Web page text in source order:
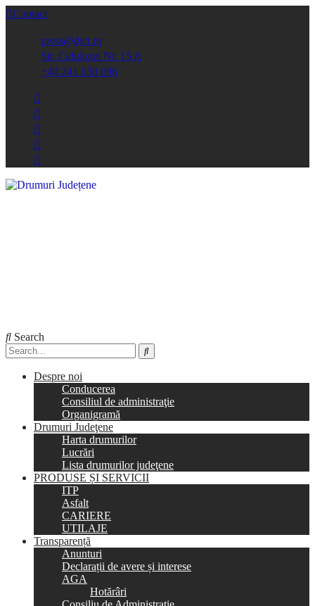
Contact
press@djct.ro
Str. Celulozei Nr. 15 A
+40 241 630 696
Search
Despre noi
Conducerea
Consiliul de administraţie
Organigramă
Drumuri Judeţene
Harta drumurilor
Lucrări
Lista drumurilor judeţene
PRODUSE ȘI SERVICII
ITP
Asfalt
CARIERE
UTILAJE
Transparență
Anunturi
Declarații de avere și interese
AGA
Hotărâri